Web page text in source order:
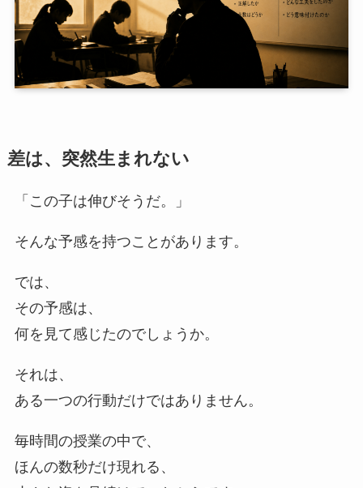
差は、突然生まれない
「この子は伸びそうだ。」
そんな予感を持つことがあります。
では、
その予感は、
何を見て感じたのでしょうか。
それは、
ある一つの行動だけではありません。
毎時間の授業の中で、
ほんの数秒だけ現れる、